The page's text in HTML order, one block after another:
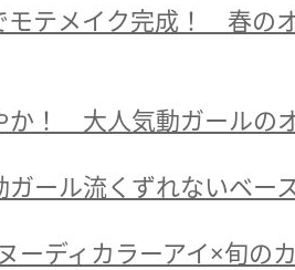
モテメイク完成！ 春の
か！ 大人気動ガールの
ール流くずれないベー
ディカラーアイ×旬のカ